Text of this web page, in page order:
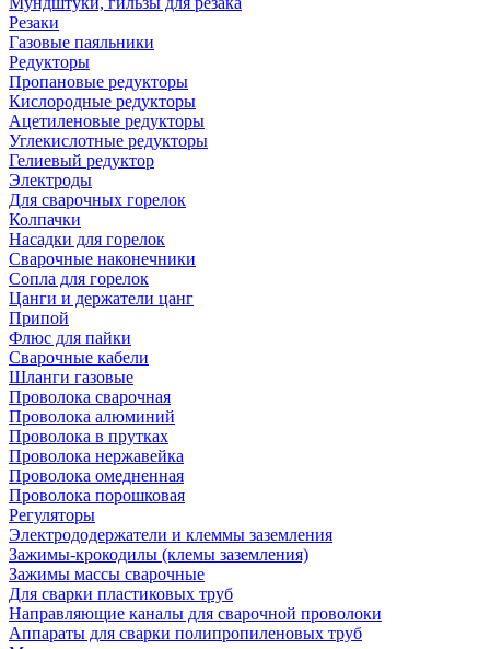
Резаки
Газовые паяльники
Редукторы
Пропановые редукторы
Кислородные редукторы
Ацетиленовые редукторы
Углекислотные редукторы
Гелиевый редуктор
Электроды
Для сварочных горелок
Колпачки
Насадки для горелок
Сварочные наконечники
Сопла для горелок
Цанги и держатели цанг
Припой
Флюс для пайки
Сварочные кабели
Шланги газовые
Проволока сварочная
Проволока алюминий
Проволока в прутках
Проволока нержавейка
Проволока омедненная
Проволока порошковая
Регуляторы
Электрододержатели и клеммы заземления
Зажимы-крокодилы (клемы заземления)
Зажимы массы сварочные
Для сварки пластиковых труб
Направляющие каналы для сварочной проволоки
Аппараты для сварки полипропиленовых труб